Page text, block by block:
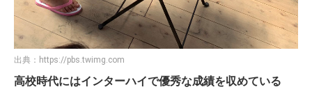
出典： https://pbs.twimg.com
高校時代にはインターハイで優秀な成績を収めている